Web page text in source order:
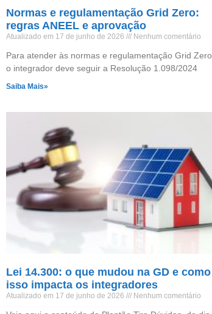
Normas e regulamentação Grid Zero:
regras ANEEL e aprovação
Atualizado em 17 de junho de 2026 Nenhum comentário
Para atender às normas e regulamentação Grid Zero,
o integrador deve seguir a Resolução 1.098/2024
Saiba Mais»
Lei 14.300: o que mudou na GD e como
isso impacta os integradores
Atualizado em 17 de junho de 2026 Nenhum comentário